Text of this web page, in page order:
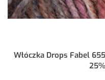
Włóczka Drops Fabel